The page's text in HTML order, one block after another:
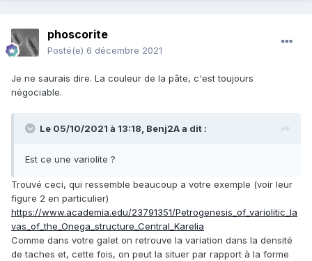
phoscorite
Posté(e) 6 décembre 2021
Je ne saurais dire. La couleur de la pâte, c'est toujours
négociable.
Le 05/10/2021 à 13:18, Benj2Aa dit :
Est ce une variolite ?
Trouvé ceci, qui ressemble beaucoup a votre exemple (voir leur
figure 2 en particulier)
https://www.academia.edu/23791351/Petrogenesis_of_variolitic_la
vas_of_the_Onega_structure_Central_Karelia
Comme dans votre galet on retrouve la variation dans la densité
de taches et, cette fois, on peut la situer par rapport à la forme